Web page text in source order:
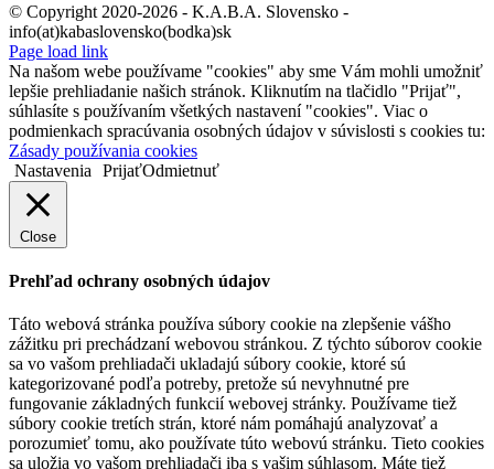
© Copyright 2020-2026 - K.A.B.A. Slovensko -
info(at)kabaslovensko(bodka)sk
Page load link
Na našom webe používame "cookies" aby sme Vám mohli umožniť
lepšie prehliadanie našich stránok. Kliknutím na tlačidlo "Prijať",
súhlasíte s používaním všetkých nastavení "cookies". Viac o
podmienkach spracúvania osobných údajov v súvislosti s cookies tu:
Zásady používania cookies
Nastavenia
PrijaťOdmietnuť
Close
Prehľad ochrany osobných údajov
Táto webová stránka používa súbory cookie na zlepšenie vášho
zážitku pri prechádzaní webovou stránkou. Z týchto súborov cookie
sa vo vašom prehliadači ukladajú súbory cookie, ktoré sú
kategorizované podľa potreby, pretože sú nevyhnutné pre
fungovanie základných funkcií webovej stránky. Používame tiež
súbory cookie tretích strán, ktoré nám pomáhajú analyzovať a
porozumieť tomu, ako používate túto webovú stránku. Tieto cookies
sa uložia vo vašom prehliadači iba s vašim súhlasom. Máte tiež